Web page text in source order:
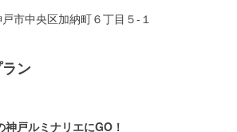
市中央区加納町６丁目５-１
ン
神戸ルミナリエにGO！